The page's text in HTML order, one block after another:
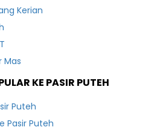
Kerian
Mas
KE PASIR PUTEH
Puteh
Pasir Puteh